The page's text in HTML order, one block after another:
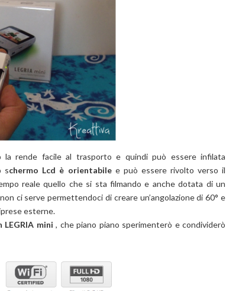
rende facile al trasporto e quindi può essere infilata
schermo Lcd è orientabilee può essere rivolto verso il
reale quello che si sta filmando e anche dotata di un
ci serve permettendoci di creare un’angolazione di 60° e
esterne.
LEGRIA mini , che piano piano sperimenterò e condividerò